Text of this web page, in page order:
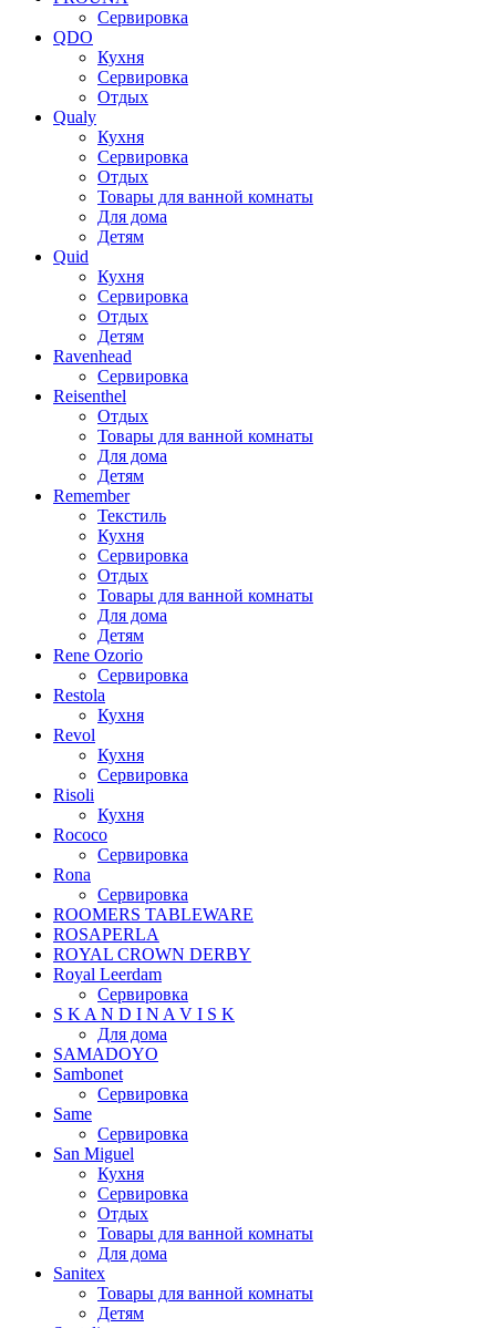
Сервировка
QDO
Кухня
Сервировка
Отдых
Qualy
Кухня
Сервировка
Отдых
Товары для ванной комнаты
Для дома
Детям
Quid
Кухня
Сервировка
Отдых
Детям
Ravenhead
Сервировка
Reisenthel
Отдых
Товары для ванной комнаты
Для дома
Детям
Remember
Текстиль
Кухня
Сервировка
Отдых
Товары для ванной комнаты
Для дома
Детям
Rene Ozorio
Сервировка
Restola
Кухня
Revol
Кухня
Сервировка
Risoli
Кухня
Rococo
Сервировка
Rona
Сервировка
ROOMERS TABLEWARE
ROSAPERLA
ROYAL CROWN DERBY
Royal Leerdam
Сервировка
S K A N D I N A V I S K
Для дома
SAMADOYO
Sambonet
Сервировка
Same
Сервировка
San Miguel
Кухня
Сервировка
Отдых
Товары для ванной комнаты
Для дома
Sanitex
Товары для ванной комнаты
Детям